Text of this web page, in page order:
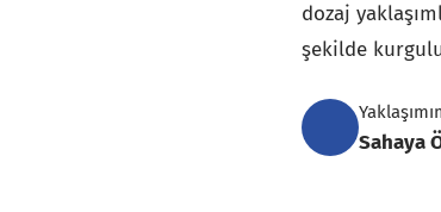
dozaj
şekilde
Sahaya